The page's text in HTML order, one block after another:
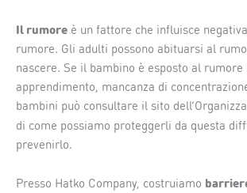
Il rumore è un fattore che influisce
rumore. Gli adulti possono abituarsi al
nascere. Se il bambino è esposto al
apprendimento, mancanza di
bambini può consultare il sito
di come possiamo proteggerli da questa
prevenirlo.
Presso Hatko Company, costruiamo